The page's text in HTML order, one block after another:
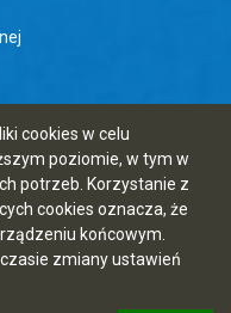
cookies w celu
poziomie, w tym w
potrzeb. Korzystanie z
cookies oznacza, że
końcowym.
zmiany ustawień
13:41